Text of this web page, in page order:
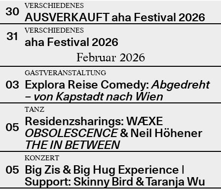
30
VERSCHIEDENES
AUSVERKAUFT aha Festival 2026
31
VERSCHIEDENES
aha Festival 2026
Februar 2026
03
GASTVERANSTALTUNG
Explora Reise Comedy:Abgedreht
– von Kapstadt nach Wien
05
TANZ
Residenzsharings: WÆXE
OBSOLESCENCE& Neil Höhener
THE IN BETWEEN
05
KONZERT
Big Zis & Big Hug Experience |
Support: Skinny Bird & Taranja Wu